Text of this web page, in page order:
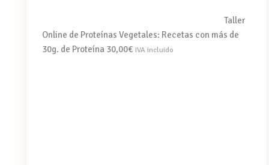
Taller
Online de Proteínas Vegetales: Recetas con más de
30g. de Proteína 30,00€ IVA incluido